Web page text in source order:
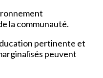
la communauté.
pertinente et
peuvent